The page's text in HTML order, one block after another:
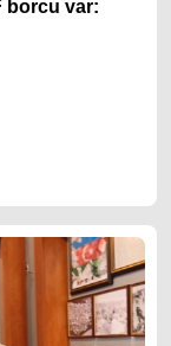
borcu var: